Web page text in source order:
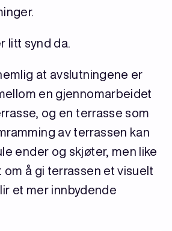
litt synd da.
at avslutningene er
en gjennomarbeidet
og en terrasse som
av terrassen kan
ender og skjøter, men like
om å gi terrassen et visuelt
et mer innbydende